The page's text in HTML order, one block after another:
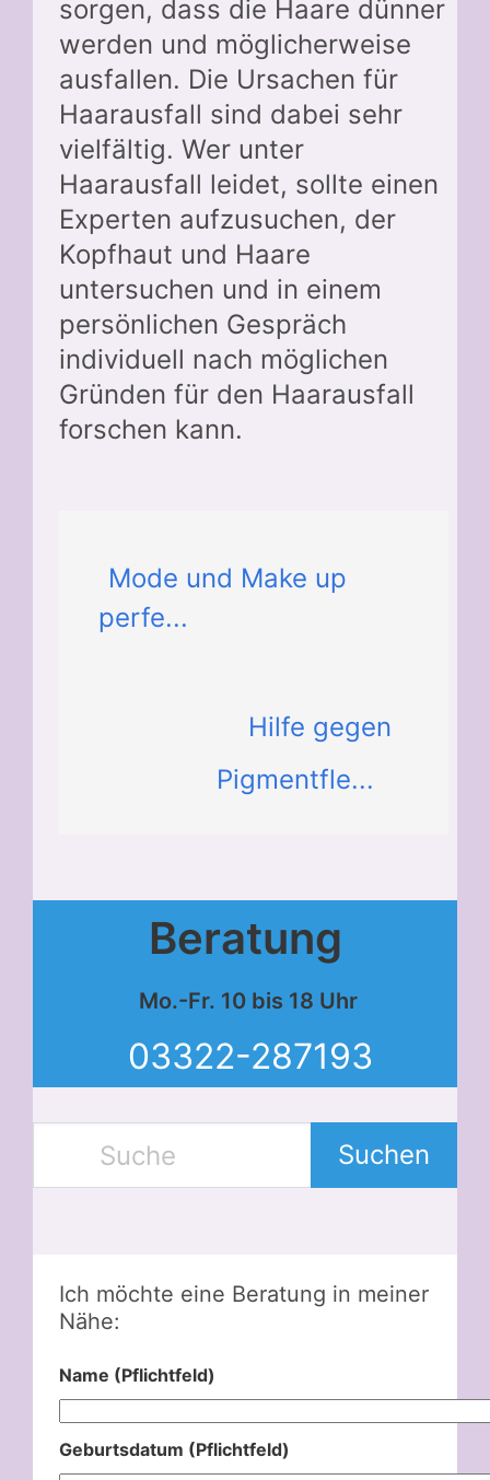
sorgen, dass die Haare dünner
werden und möglicherweise
ausfallen. Die Ursachen für
Haarausfall sind dabei sehr
vielfältig. Wer unter
Haarausfall leidet, sollte einen
Experten aufzusuchen, der
Kopfhaut und Haare
untersuchen und in einem
persönlichen Gespräch
individuell nach möglichen
Gründen für den Haarausfall
forschen kann.
Mode und Make up
perfe...
Hilfe gegen
Pigmentfle...
Beratung
Mo.-Fr. 10 bis 18 Uhr
03322-287193
Suchen
Ich möchte eine Beratung in meiner
Nähe:
Name (Pflichtfeld)
Geburtsdatum (Pflichtfeld)